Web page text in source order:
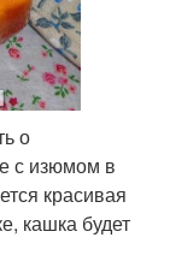
о
с изюмом в
красивая
кашка будет